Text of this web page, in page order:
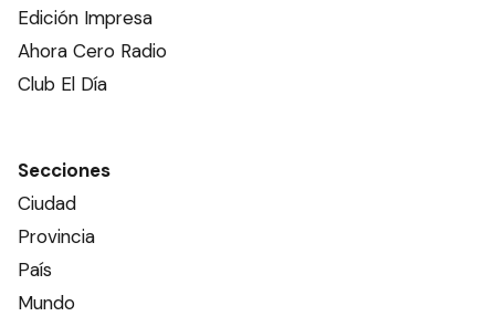
Edición Impresa
Ahora Cero Radio
Club El Día
Secciones
Ciudad
Provincia
País
Mundo